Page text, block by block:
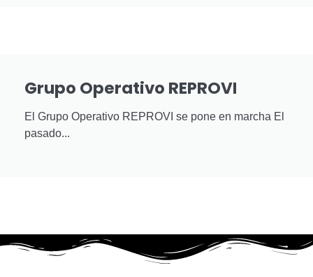
Grupo Operativo REPROVI
El Grupo Operativo REPROVI se pone en marcha El
pasado...